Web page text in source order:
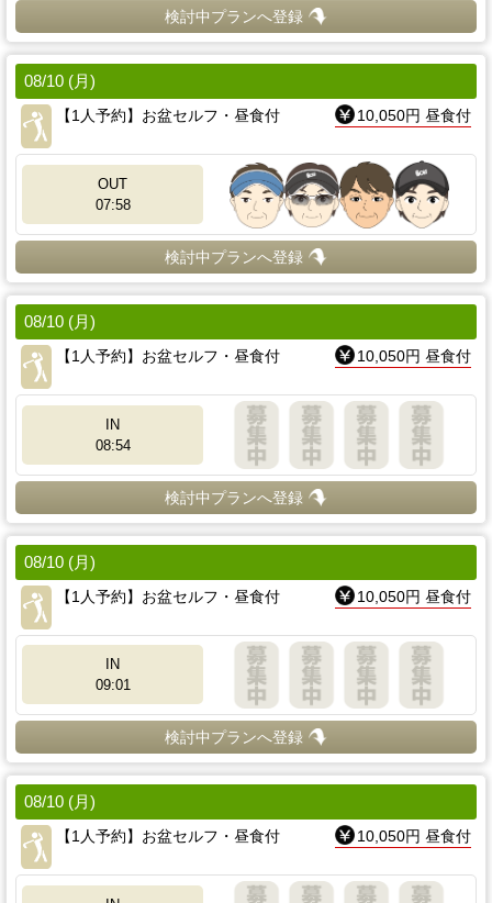
検討中プランへ登録
08/10 (月)
【1人予約】お盆セルフ・昼食付
10,050円 昼食付
OUT
07:58
検討中プランへ登録
08/10 (月)
【1人予約】お盆セルフ・昼食付
10,050円 昼食付
IN
08:54
検討中プランへ登録
08/10 (月)
【1人予約】お盆セルフ・昼食付
10,050円 昼食付
IN
09:01
検討中プランへ登録
08/10 (月)
【1人予約】お盆セルフ・昼食付
10,050円 昼食付